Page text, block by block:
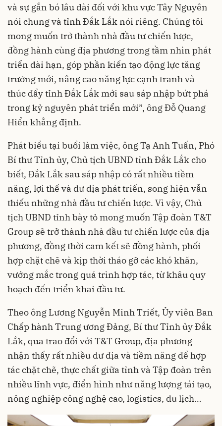
và sự gắn bó lâu dài đối với khu vực Tây Nguyên
nói chung và tỉnh Đắk Lắk nói riêng. Chúng tôi
mong muốn trở thành nhà đầu tư chiến lược,
đồng hành cùng địa phương trong tầm nhìn phát
triển dài hạn, góp phần kiến tạo động lực tăng
trưởng mới, nâng cao năng lực cạnh tranh và
thúc đẩy tỉnh Đắk Lắk mới sau sáp nhập bứt phá
trong kỷ nguyên phát triển mới”, ông Đỗ Quang
Hiển khẳng định.
Phát biểu tại buổi làm việc, ông Tạ Anh Tuấn, Phó
Bí thư Tỉnh ủy, Chủ tịch UBND tỉnh Đắk Lắk cho
biết, Đắk Lắk sau sáp nhập có rất nhiều tiềm
năng, lợi thế và dư địa phát triển, song hiện vẫn
thiếu những nhà đầu tư chiến lược. Vì vậy, Chủ
tịch UBND tỉnh bày tỏ mong muốn Tập đoàn T&T
Group sẽ trở thành nhà đầu tư chiến lược của địa
phương, đồng thời cam kết sẽ đồng hành, phối
hợp chặt chẽ và kịp thời tháo gỡ các khó khăn,
vướng mắc trong quá trình hợp tác, từ khâu quy
hoạch đến triển khai đầu tư.
Theo ông Lương Nguyễn Minh Triết, Ủy viên Ban
Chấp hành Trung ương Đảng, Bí thư Tỉnh ủy Đắk
Lắk, qua trao đổi với T&T Group, địa phương
nhận thấy rất nhiều dư địa và tiềm năng để hợp
tác chặt chẽ, thực chất giữa tỉnh và Tập đoàn trên
nhiều lĩnh vực, điển hình như năng lượng tái tạo,
nông nghiệp công nghệ cao, logistics, du lịch…